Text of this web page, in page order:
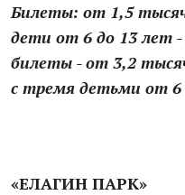
Билеты: от 1,5
дети от 6 до 13 лет
билеты - от 3,2
с тремя детьми от 6
«ЕЛАГИН ПАРК»